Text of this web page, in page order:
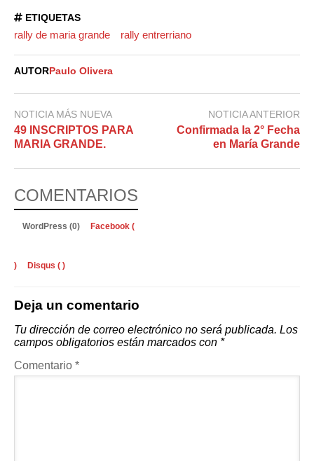
ETIQUETAS
rally de maria grande rally entrerriano
AUTOR Paulo Olivera
NOTICIA MÁS NUEVA
49 INSCRIPTOS PARA
MARIA GRANDE.
NOTICIA ANTERIOR
Confirmada la 2° Fecha
en María Grande
COMENTARIOS
WordPress (0) Facebook (
) Disqus ( )
Deja un comentario
Tu dirección de correo electrónico no será publicada. Los
campos obligatorios están marcados con *
Comentario *